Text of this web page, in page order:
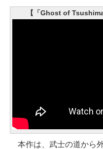
【「Ghost of
本作は、武士の道から